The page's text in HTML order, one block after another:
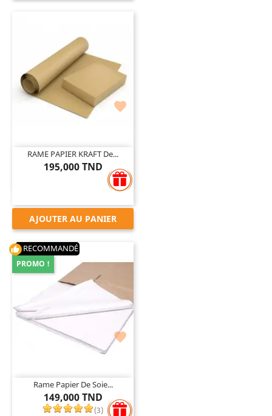

RAME PAPIER KRAFT De...
195,000 TND
AJOUTER AU PANIER

thumb_up RECOMMANDÉ
Rame Papier De Soie...
149,000 TND
(3)
PROMO !